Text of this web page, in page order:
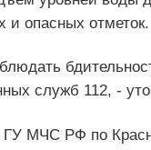
и опасных отметок.
служб 112, -
МЧС РФ по